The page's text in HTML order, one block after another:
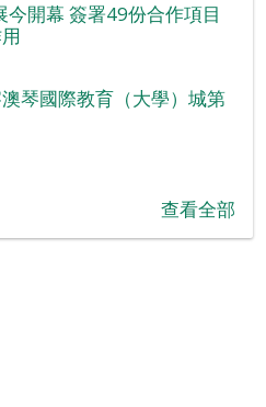
開幕 簽署49份合作項目
琴國際教育（大學）城第
查看全部